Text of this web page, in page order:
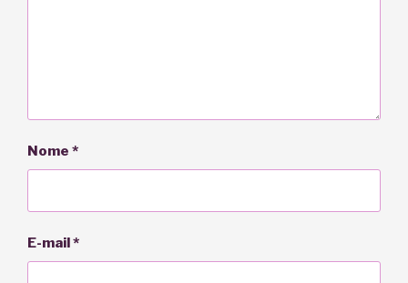
Nome *
E-mail*